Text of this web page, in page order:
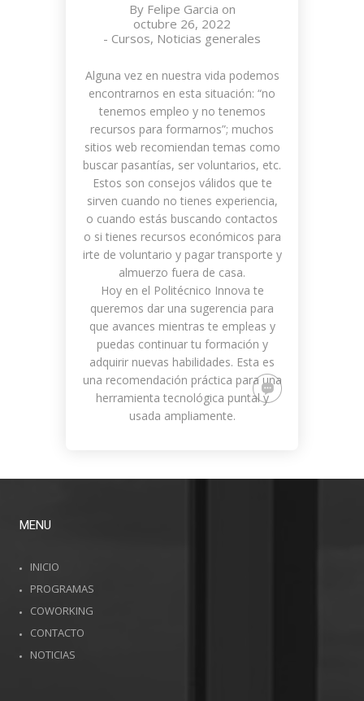
By Felipe Garcia on
octubre 26, 2022
- Cursos, Noticias generales
Alguna vez en nuestra vida podemos
encontrarnos en esta situación: “no
tenemos empleo y no tenemos
recursos para formarnos”; muchos
sitios web recomiendan temas como
buscar pasantías, ser voluntarios, etc.
Estos son consejos válidos que te
sirven cuando no tienes experiencia,
o cuando estás buscando contactos
o si tienes recursos económicos para
irte de voluntario y pagar transporte y
almuerzo fuera de casa.
Hoy en el Politécnico Innova te
queremos dar una sugerencia para
que avances mientras te empleas y
puedas continuar tu formación y
adquirir nuevas habilidades. Esta es
una recomendación práctica para una
herramienta tecnológica puntal y
usada ampliamente.
MENU
INICIO
PROGRAMAS
COWORKING
CONTACTO
NOTICIAS